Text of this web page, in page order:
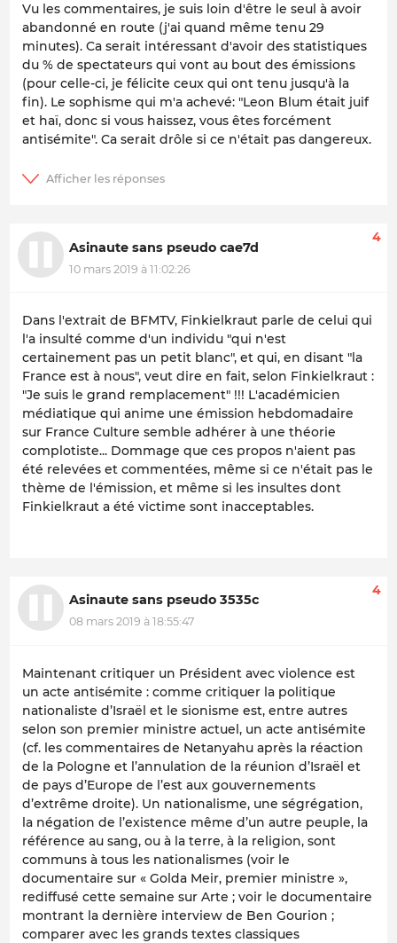
Vu les commentaires, je suis loin d'être le seul à avoir
abandonné en route (j'ai quand même tenu 29
minutes). Ca serait intéressant d'avoir des statistiques
du % de spectateurs qui vont au bout des émissions
(pour celle-ci, je félicite ceux qui ont tenu jusqu'à la
fin). Le sophisme qui m'a achevé: "Leon Blum était juif
et haï, donc si vous haissez, vous êtes forcément
antisémite". Ca serait drôle si ce n'était pas dangereux.
Asinaute sans pseudo cae7d
10 mars 2019 à 11:02:26
4
Dans l'extrait de BFMTV, Finkielkraut parle de celui qui
l'a insulté comme d'un individu "qui n'est
certainement pas un petit blanc", et qui, en disant "la
France est à nous", veut dire en fait, selon Finkielkraut :
"Je suis le grand remplacement" !!! L'académicien
médiatique qui anime une émission hebdomadaire
sur France Culture semble adhérer à une théorie
complotiste... Dommage que ces propos n'aient pas
été relevées et commentées, même si ce n'était pas le
thème de l'émission, et même si les insultes dont
Finkielkraut a été victime sont inacceptables.
Asinaute sans pseudo 3535c
08 mars 2019 à 18:55:47
4
Maintenant critiquer un Président avec violence est
un acte antisémite : comme critiquer la politique
nationaliste d’Israël et le sionisme est, entre autres
selon son premier ministre actuel, un acte antisémite
(cf. les commentaires de Netanyahu après la réaction
de la Pologne et l’annulation de la réunion d’Israël et
de pays d’Europe de l’est aux gouvernements
d’extrême droite). Un nationalisme, une ségrégation,
la négation de l’existence même d’un autre peuple, la
référence au sang, ou à la terre, à la religion, sont
communs à tous les nationalismes (voir le
documentaire sur « Golda Meir, premier ministre »,
rediffusé cette semaine sur Arte ; voir le documentaire
montrant la dernière interview de Ben Gourion ;
comparer avec les grands textes classiques